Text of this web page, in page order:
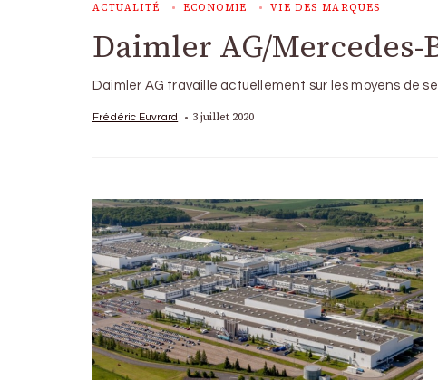
ACTUALITÉ ECONOMIE VIE DES MARQUES
Daimler AG/
Daimler AG travaille actuellement sur les moyens de
Frédéric Euvrard 3 juillet 2020